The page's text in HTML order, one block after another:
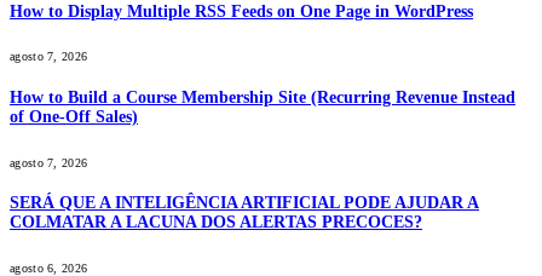
How to Display Multiple RSS Feeds on One Page in WordPress
agosto 7, 2026
How to Build a Course Membership Site (Recurring Revenue Instead
of One-Off Sales)
agosto 7, 2026
SERÁ QUE A INTELIGÊNCIA ARTIFICIAL PODE AJUDAR A
COLMATAR A LACUNA DOS ALERTAS PRECOCES?
agosto 6, 2026